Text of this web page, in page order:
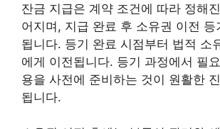
잔금 지급은 계약 조건에 따라 정해
어지며, 지급 완료 후 소유권 이전 등
됩니다. 등기 완료 시점부터 법적 소
에게 이전됩니다. 등기 과정에서 필
용을 사전에 준비하는 것이 원활한
됩니다.